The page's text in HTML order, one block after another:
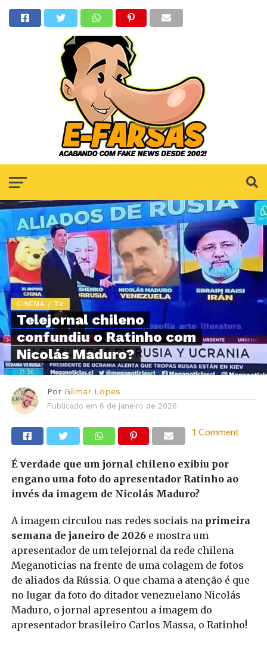
CINEMA / TV
Telejornal chileno
confundiu o Ratinho com
Nicolás Maduro?
Por Gilmar Lopes
Publicado em 6 de janeiro de 2026
1 Comment
É verdade que um jornal chileno exibiu por
engano uma foto do apresentador Ratinho ao
invés da imagem de Nicolás Maduro?
A imagem circulou nas redes sociais na primeira
semana de janeiro de 2026e mostra um
apresentador de um telejornal da rede chilena
Meganoticias na frente de uma colagem de fotos
de aliados da Rússia. O que chama a atenção é que
no lugar da foto do ditador venezuelano Nicolás
Maduro, o jornal apresentou a imagem do
apresentador brasileiro Carlos Massa, o Ratinho!